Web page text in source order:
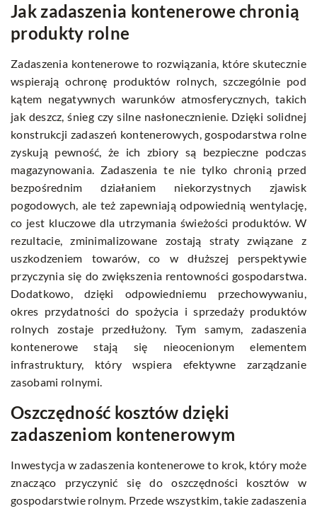
Jak zadaszenia kontenerowe chronią
produkty rolne
Zadaszenia kontenerowe to rozwiązania, które skutecznie
wspierają ochronę produktów rolnych, szczególnie pod
kątem negatywnych warunków atmosferycznych, takich
jak deszcz, śnieg czy silne nasłonecznienie. Dzięki solidnej
konstrukcji zadaszeń kontenerowych, gospodarstwa rolne
zyskują pewność, że ich zbiory są bezpieczne podczas
magazynowania. Zadaszenia te nie tylko chronią przed
bezpośrednim działaniem niekorzystnych zjawisk
pogodowych, ale też zapewniają odpowiednią wentylację,
co jest kluczowe dla utrzymania świeżości produktów. W
rezultacie, zminimalizowane zostają straty związane z
uszkodzeniem towarów, co w dłuższej perspektywie
przyczynia się do zwiększenia rentowności gospodarstwa.
Dodatkowo, dzięki odpowiedniemu przechowywaniu,
okres przydatności do spożycia i sprzedaży produktów
rolnych zostaje przedłużony. Tym samym, zadaszenia
kontenerowe stają się nieocenionym elementem
infrastruktury, który wspiera efektywne zarządzanie
zasobami rolnymi.
Oszczędność kosztów dzięki
zadaszeniom kontenerowym
Inwestycja w zadaszenia kontenerowe to krok, który może
znacząco przyczynić się do oszczędności kosztów w
gospodarstwie rolnym. Przede wszystkim, takie zadaszenia